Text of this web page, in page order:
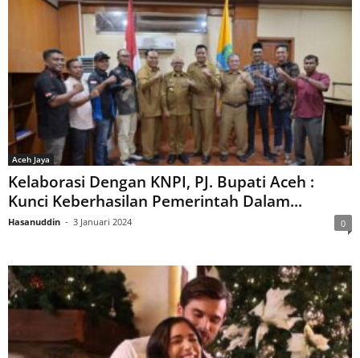
Aceh Jaya
Kelaborasi Dengan KNPI, PJ. Bupati Aceh :
Kunci Keberhasilan Pemerintah Dalam...
Hasanuddin - 3 Januari 2024 0